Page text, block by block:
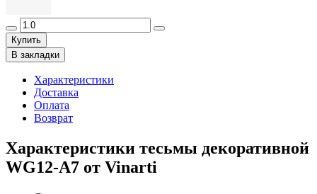
Купить
В закладки
Характеристики
Доставка
Оплата
Возврат
Характеристики тесьмы декоративной
WG12-A7 от Vinarti